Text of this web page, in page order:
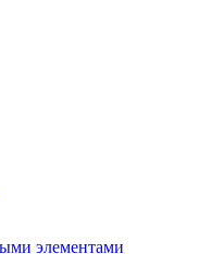
элементами